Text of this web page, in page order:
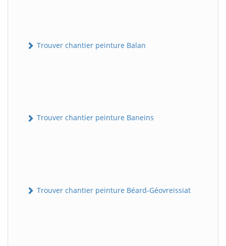
Trouver chantier peinture Balan
Trouver chantier peinture Baneins
Trouver chantier peinture Béard-Géovreissiat